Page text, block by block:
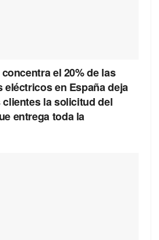
el 20% de las
eléctricos en España deja
la solicitud del
entrega toda la